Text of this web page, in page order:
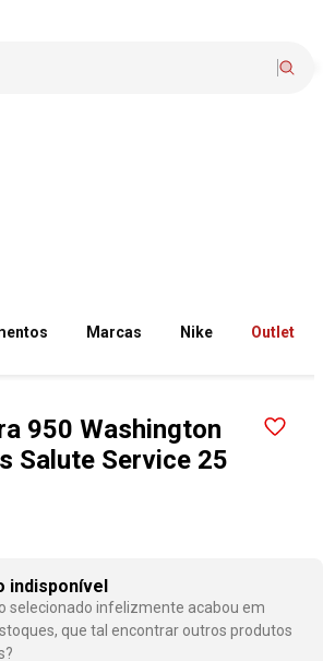
Marcas Nike Outlet
950 Washington
Salute Service 25
indisponível
selecionado infelizmente acabou em
que tal encontrar outros produtos